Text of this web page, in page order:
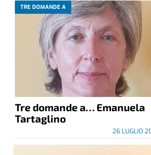
TRE DOMANDE A
Tre domande a… Emanuela
Tartaglino
26 LUGLIO